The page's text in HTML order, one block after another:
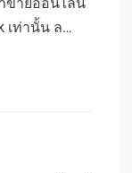
เท่านั้น ล…